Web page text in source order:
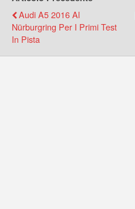
Audi A5 2016 Al
Nürburgring Per I Primi Test
In Pista